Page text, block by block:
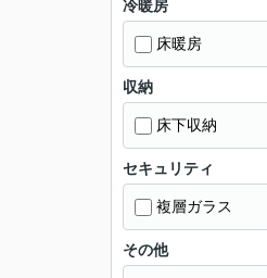
冷暖房
床暖房
収納
床下収納
セキュリティ
複層ガラス
その他